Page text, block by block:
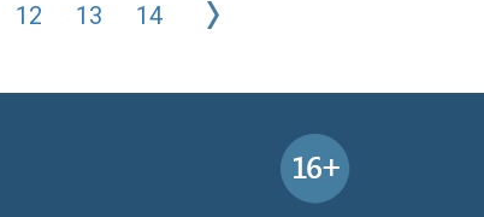
12 13 14